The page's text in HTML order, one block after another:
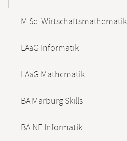
M.Sc. Wirtschaftsmathematik
LAaG Informatik
LAaG Mathematik
BA Marburg Skills
BA-NF Informatik